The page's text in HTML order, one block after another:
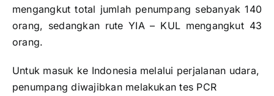
mengangkut total jumlah penumpang sebanyak 140
orang, sedangkan rute YIA – KUL mengangkut 43
orang.
Untuk masuk ke Indonesia melalui perjalanan udara,
penumpang diwajibkan melakukan tes PCR